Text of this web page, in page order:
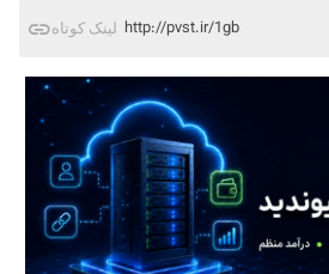
لینک کوتاه http://pvst.ir/1gb